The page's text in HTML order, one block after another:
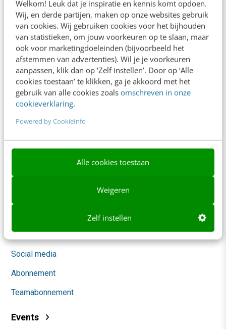
Welkom! Leuk dat je inspiratie en kennis komt opdoen.
Wij, en derde partijen, maken op onze websites gebruik
van cookies. Wij gebruiken cookies voor het bijhouden
van statistieken, om jouw voorkeuren op te slaan, maar
ook voor marketingdoeleinden (bijvoorbeeld het
afstemmen van advertenties). Wil je je voorkeuren
aanpassen, klik dan op ‘Zelf instellen’. Door op ‘Alle
cookies toestaan’ te klikken, ga je akkoord met het
gebruik van alle cookies zoals omschreven in onze
cookieverklaring.
Powered by CookieInfo
Alle cookies toestaan
Weigeren
Zelf instellen
Agenda
Mastercourses
Trainingen
Opleidingen
Incompany
AI
Skills
Social media
Abonnement
Teamabonnement
Events